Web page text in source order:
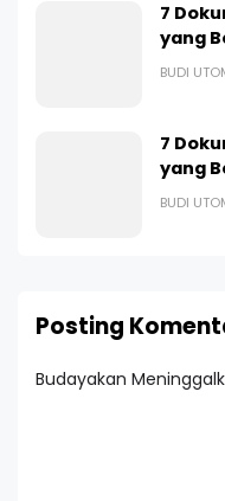
7
yang
BUDI
7
yang
BUDI
Posting
Budayakan